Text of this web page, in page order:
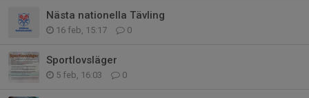
Nästa nationella Tävling
16 feb, 15:17 0
Sportlovsläger
5 feb, 16:03 0